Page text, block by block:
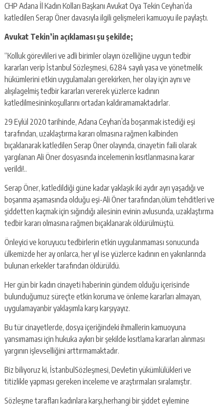
CHP Adana İl Kadın Kolları Başkanı Avukat Oya Tekin Ceyhan’da
katledilen Serap Öner davasıyla ilgili gelişmeleri kamuoyu ile paylaştı.
Avukat Tekin’in açıklaması şu şekilde;
“Kolluk görevlileri ve adli birimler olayın özelliğine uygun tedbir
kararları verip İstanbul Sözleşmesi, 6284 sayılı yasa ve yönetmelik
hükümlerini etkin uygulamaları gerekirken, her olay için aynı ve
alışılagelmiş tedbir kararları vererek yüzlerce kadının
katledilmesininkoşullarını ortadan kaldıramamaktadırlar.
29 Eylül 2020 tarihinde, Adana Ceyhan’da boşanmak istediği eşi
tarafından, uzaklaştırma kararı olmasına rağmen kalbinden
bıçaklanarak katledilen Serap Öner olayında, cinayetin faili olarak
yargılanan Ali Öner dosyasında incelemenin kısıtlanmasına karar
verildi!..
Serap Öner, katledildiği güne kadar yaklaşık iki aydır ayrı yaşadığı ve
boşanma aşamasında olduğu eşi-Ali Öner tarafından,ölüm tehditleri ve
şiddetten kaçmak için sığındığı ailesinin evinin avlusunda, uzaklaştırma
tedbir kararı olmasına rağmen bıçaklanarak öldürülmüştü.
Önleyici ve koruyucu tedbirlerin etkin uygulanmaması sonucunda
ülkemizde her ay onlarca, her yıl ise yüzlerce kadının en yakınlarında
bulunan erkekler tarafından öldürüldü.
Her gün bir kadın cinayeti haberinin gündem olduğu içerisinde
bulunduğumuz süreçte etkin koruma ve önleme kararları almayan,
uygulamayanbir yaklaşımla karşı karşıyayız.
Bu tür cinayetlerde, dosya içeriğindeki ihmallerin kamuoyuna
yansımaması için hukuka aykırı bir şekilde kısıtlama kararları alınması
yargının işlevselliğini arttırmamaktadır.
Biz biliyoruz ki, İstanbulSözleşmesi, Devletin yükümlülükleri ve
titizlikle yapması gereken inceleme ve araştırmaları sıralamıştır.
Sözleşme tarafları kadınlara karşı,herhangi bir şiddet eylemine